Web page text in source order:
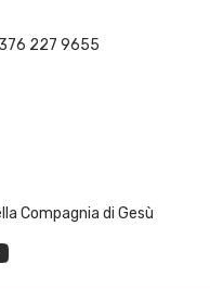
227 9655
Compagnia di Gesù